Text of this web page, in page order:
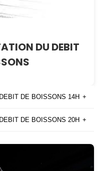
DU DEBIT
DE BOISSONS 14H +
DE BOISSONS 20H +